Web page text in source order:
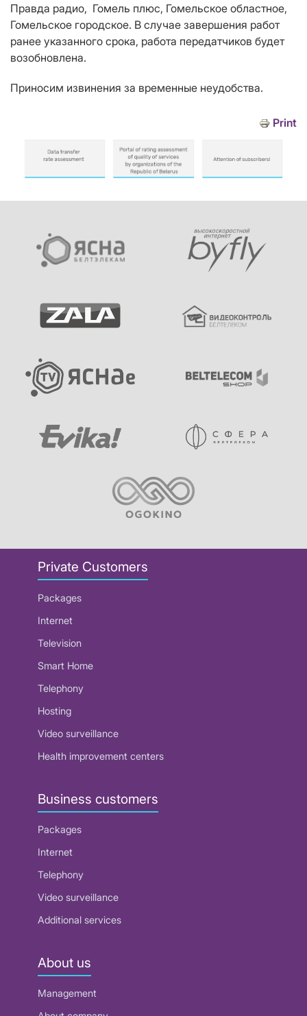
Правда радио, Гомель плюс, Гомельское областное,
Гомельское городское. В случае завершения работ
ранее указанного срока, работа передатчиков будет
возобновлена.
Приносим извинения за временные неудобства.
Print
Private Customers
Packages
Internet
Television
Smart Home
Telephony
Hosting
Video surveillance
Health improvement centers
Business customers
Packages
Internet
Telephony
Video surveillance
Additional services
About us
Management